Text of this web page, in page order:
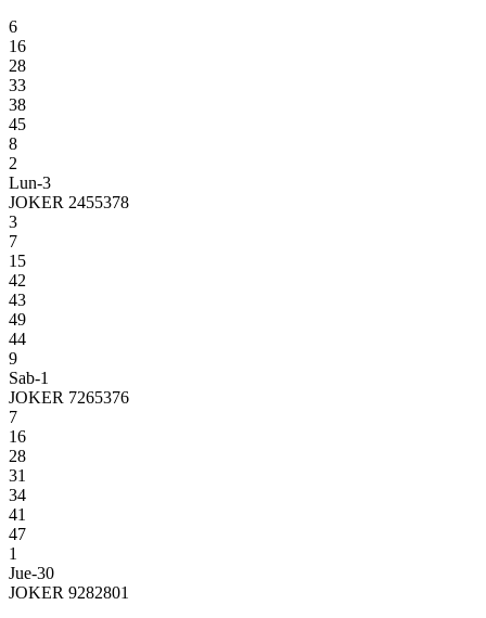
6
16
28
33
38
45
8
2
Lun-3
JOKER 2455378
3
7
15
42
43
49
44
9
Sab-1
JOKER 7265376
7
16
28
31
34
41
47
1
Jue-30
JOKER 9282801